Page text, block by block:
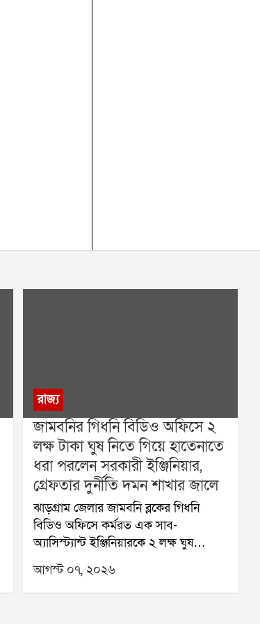
রাজ্য
জামবনির গিধনি বিডিও অফিসে ২
লক্ষ টাকা ঘুষ নিতে গিয়ে হাতেনাতে
ধরা পরলেন সরকারী ইঞ্জিনিয়ার,
গ্রেফতার দুর্নীতি দমন শাখার জালে
ঝাড়গ্রাম জেলার জামবনি ব্লকের গিধনি
বিডিও অফিসে কর্মরত এক সাব-
অ্যাসিস্ট্যান্ট ইঞ্জিনিয়ারকে ২ লক্ষ ঘুষ
নেওয়ার অভিযোগে হাতেনাতে গ্রেফতার
করল রাজ্য দুর্নীতি দমন শাখা (Anti-
Corruption Branch বা ACB)। বুধবার
আগস্ট ০৭, ২০২৬